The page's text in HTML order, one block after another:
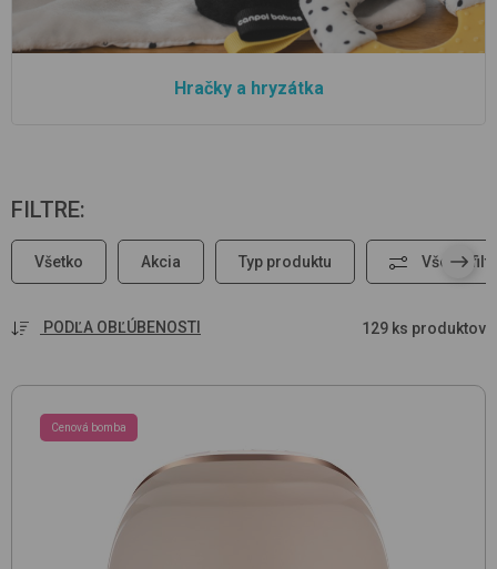
Hračky a hryzátka
FILTRE:
Všetko Akcia Typ produktu Všetky
PODĽA OBĽÚBENOSTI 129 ks produktov
Cenová bomba